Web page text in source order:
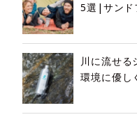
5選|サンド
川に流せる
環境に優し